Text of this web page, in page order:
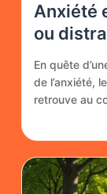
Anxiété
ou
En quête
de l’anxiété,
retrouve au